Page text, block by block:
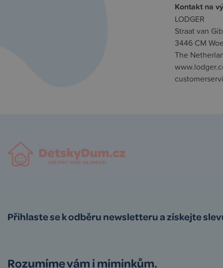
Kontakt na
LODGER
Straat van
3446 CM
The
Přihlaste se k odběru newsletteru a získejte
Rozumíme vám i miminkům.